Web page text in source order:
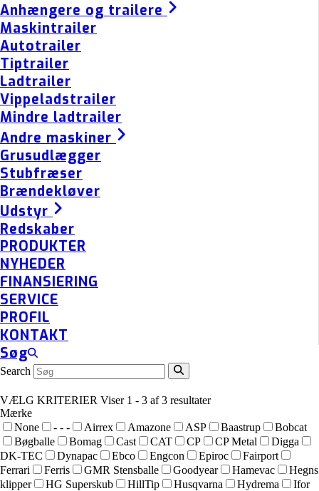
Anhængere og trailere
Maskintrailer
Autotrailer
Tiptrailer
Ladtrailer
Vippeladstrailer
Mindre ladtrailer
Andre maskiner
Grusudlægger
Stubfræser
Brændekløver
Udstyr
Redskaber
PRODUKTER
NYHEDER
FINANSIERING
SERVICE
PROFIL
KONTAKT
Søg
Search
VÆLG KRITERIER Viser 1 - 3 af 3 resultater
Mærke
None
- - - Airrex Amazone ASP Baastrup
Bobcat
Bøgballe
Bomag Cast CAT CP CP Metal
Digga
DK-TEC
Dynapac Ebco Engcon Epiroc
Fairport
Ferrari
Ferris GMR Stensballe Goodyear Hamevac
Hegns
klipper
HG Superskub HillTip Husqvarna Hydrema
Ifor